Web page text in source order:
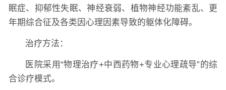
眠症、抑郁性失眠、神经衰弱、植物神经功能紊乱、更
年期综合征及各类因心理因素导致的躯体化障碍。
治疗方法：
医院采用“物理治疗+中西药物+专业心理疏导”的综
合诊疗模式。